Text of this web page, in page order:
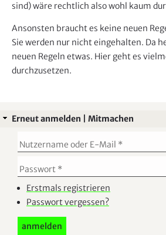
sind) wäre rechtlich also wohl kaum
Ansonsten braucht es keine neuen
Sie werden nur nicht eingehalten. Da
neuen Regeln etwas. Hier geht es
durchzusetzen.
Erneut anmelden | Mitmachen
Erstmals registrieren
Passwort vergessen?